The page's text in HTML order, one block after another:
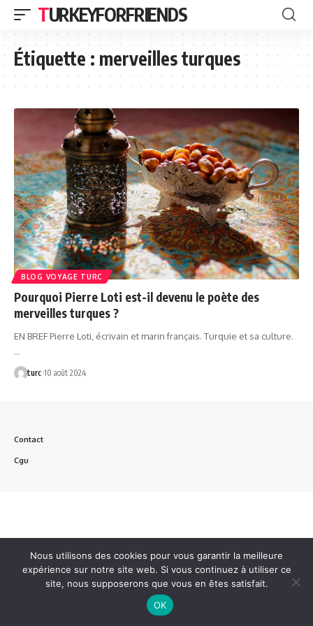
TURKEYFORFRIENDS
Étiquette :merveilles turques
BLOG VOYAGE TURC
Pourquoi Pierre Loti est-il devenu le poète des
merveilles turques ?
EN BREF Pierre Loti, écrivain et marin français. Turquie et sa culture.
…
turc 10 août 2024
Contact
Cgu
Nous utilisons des cookies pour vous garantir la meilleure
expérience sur notre site web. Si vous continuez à utiliser ce
site, nous supposerons que vous en êtes satisfait.
OK